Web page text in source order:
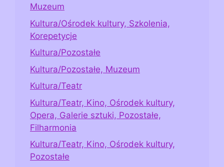
Muzeum
Kultura/Ośrodek kultury, Szkolenia,
Korepetycje
Kultura/Pozostałe
Kultura/Pozostałe, Muzeum
Kultura/Teatr
Kultura/Teatr, Kino, Ośrodek kultury,
Opera, Galerie sztuki, Pozostałe,
Filharmonia
Kultura/Teatr, Kino, Ośrodek kultury,
Pozostałe